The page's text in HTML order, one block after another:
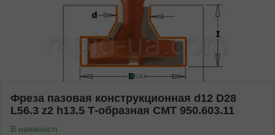
Фреза пазовая конструкционная d12 D28
L56.3 z2 h13.5 Т-образная СМТ 950.603.11
В наявності